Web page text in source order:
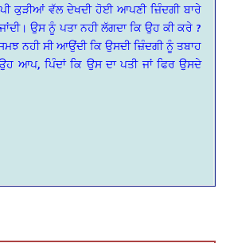
ਕੁੜੀਆਂ ਵੱਲ ਦੇਖਦੀ ਹੋਈ ਆਪਣੀ ਜ਼ਿੰਦਗੀ ਬਾਰੇ
ਉਸ ਨੂੰ ਪਤਾ ਨਹੀ ਲੱਗਦਾ ਕਿ ਉਹ ਕੀ ਕਰੇ ?
ਨਹੀ ਸੀ ਆਉਂਦੀ ਕਿ ਉਸਦੀ ਜ਼ਿੰਦਗੀ ਨੂੰ ਤਬਾਹ
ਆਪ, ਪਿੰਦਾਂ ਕਿ ਉਸ ਦਾ ਪਤੀ ਜਾਂ ਫਿਰ ਉਸਦੇ